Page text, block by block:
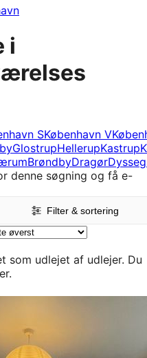
i
SKøbenhavn V
GlostrupHellerupKastrup
BrøndbyDragør
denne søgning og få e-
Filter & sortering
som udlejet af udlejer. Du